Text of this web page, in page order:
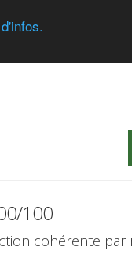
100
cohérente par